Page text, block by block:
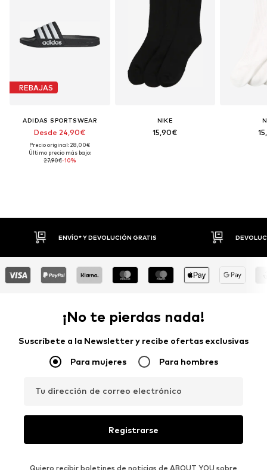
REBAJAS
ADIDAS SPORTSWEAR
Desde 24,90€
Precio original: 28,00€
Último precio más bajo:
27,90€-10%
NIKE
15,90€
DEVOLUCIONES HASTA 30 DÍAS
¡No te pierdas nada!
Suscríbete a la Newsletter y recibe ofertas exclusivas
Para mujeres Para hombres
Tu dirección de correo electrónico
Registrarse
Quiero recibir boletines de noticias de ABOUT YOU sobre